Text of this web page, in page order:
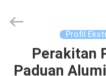
RUMAH
Rights
Profil
Perakitan
Paduan